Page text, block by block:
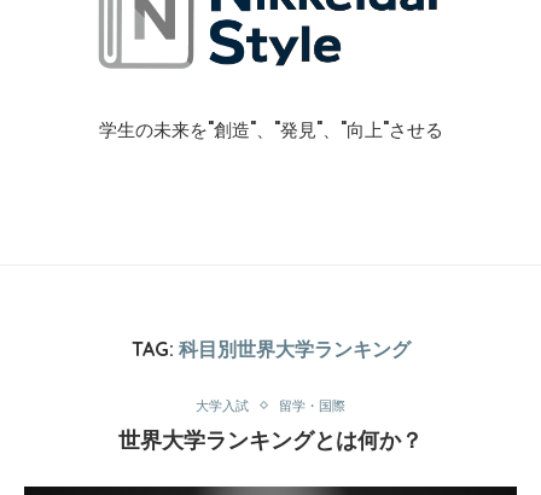
学生の未来を"創造"、"発見"、"向上"させる
TAG: 科目別世界大学ランキング
大学入試 留学・国際
世界大学ランキングとは何か？